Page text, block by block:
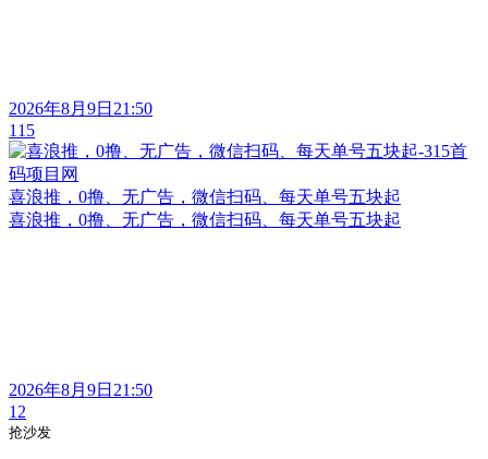
2026年8月9日21:50
115
喜浪推，0撸、无广告，微信扫码、每天单号五块起
喜浪推，0撸、无广告，微信扫码、每天单号五块起
2026年8月9日21:50
12
抢沙发